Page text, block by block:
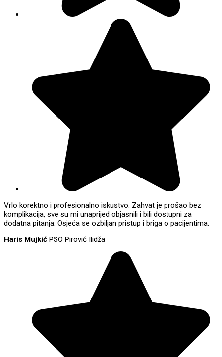
Vrlo korektno i profesionalno iskustvo. Zahvat je prošao bez
komplikacija, sve su mi unaprijed objasnili i bili dostupni za
dodatna pitanja. Osjeća se ozbiljan pristup i briga o pacijentima.
Haris Mujkić PSO Pirović Ilidža